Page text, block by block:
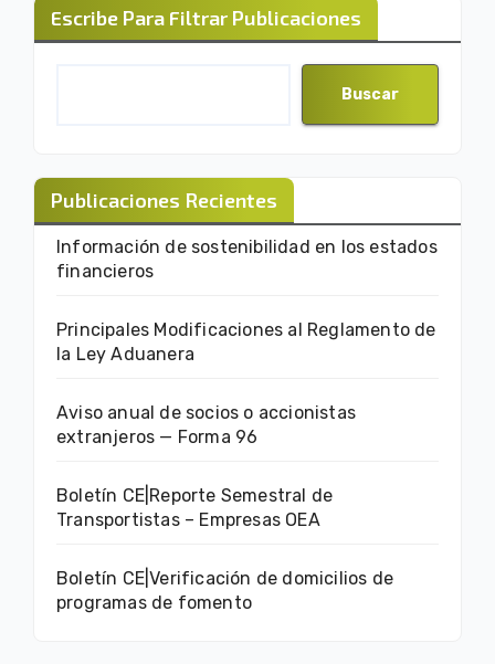
Escribe Para Filtrar Publicaciones
Buscar
Publicaciones Recientes
Información de sostenibilidad en los estados
financieros
Principales Modificaciones al Reglamento de
la Ley Aduanera
Aviso anual de socios o accionistas
extranjeros — Forma 96
Boletín CE|Reporte Semestral de
Transportistas – Empresas OEA
Boletín CE|Verificación de domicilios de
programas de fomento